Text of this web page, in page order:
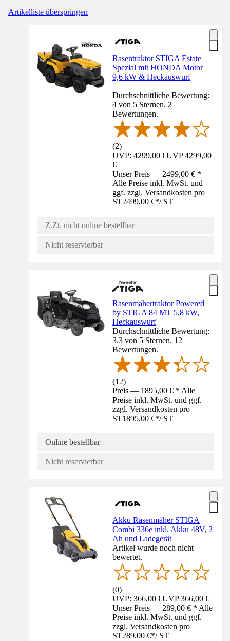
Artikelliste überspringen
Rasentraktor STIGA Estate
Spezial mit HONDA Motor
9,6 kW & Heckauswurf
Durchschnittliche Bewertung:
4 von 5 Sternen. 2
Bewertungen.
(2)
UVP: 4299,00 €UVP4299,00
€
Unser Preis — 2499,00 € *
Alle Preise inkl. MwSt. und
ggf. zzgl. Versandkosten pro
ST2499,00 €*/ ST
Z.Zt. nicht online bestellbar
Nicht reservierbar
Rasenmähertraktor Powered
by STIGA 84 MT 5,8 kW,
Heckauswurf
Durchschnittliche Bewertung:
3.3 von 5 Sternen. 12
Bewertungen.
(12)
Preis — 1895,00 € * Alle
Preise inkl. MwSt. und ggf.
zzgl. Versandkosten pro
ST1895,00 €*/ ST
Online bestellbar
Nicht reservierbar
Akku Rasenmäher STIGA
Combi 336e inkl. Akku 48V, 2
Ah und Ladegerät
Artikel wurde noch nicht
bewertet.
(0)
UVP: 366,00 €UVP366,00 €
Unser Preis — 289,00 € * Alle
Preise inkl. MwSt. und ggf.
zzgl. Versandkosten pro
ST289,00 €*/ ST